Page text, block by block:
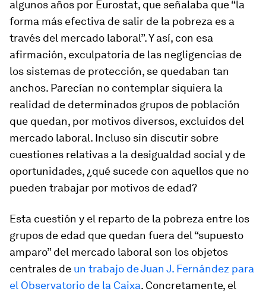
algunos años por Eurostat, que señalaba que “la
forma más efectiva de salir de la pobreza es a
través del mercado laboral”. Y así, con esa
afirmación, exculpatoria de las negligencias de
los sistemas de protección, se quedaban tan
anchos. Parecían no contemplar siquiera la
realidad de determinados grupos de población
que quedan, por motivos diversos, excluidos del
mercado laboral. Incluso sin discutir sobre
cuestiones relativas a la desigualdad social y de
oportunidades, ¿qué sucede con aquellos que no
pueden trabajar por motivos de edad?
Esta cuestión y el reparto de la pobreza entre los
grupos de edad que quedan fuera del “supuesto
amparo” del mercado laboral son los objetos
centrales de un trabajo de Juan J. Fernández para
el Observatorio de la Caixa. Concretamente, el